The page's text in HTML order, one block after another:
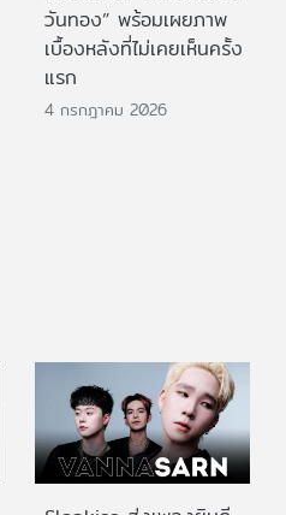
วันทอง” พร้อมเผยภาพ
เบื้องหลังที่ไม่เคยเห็นครั้ง
แรก
4 กรกฎาคม 2026